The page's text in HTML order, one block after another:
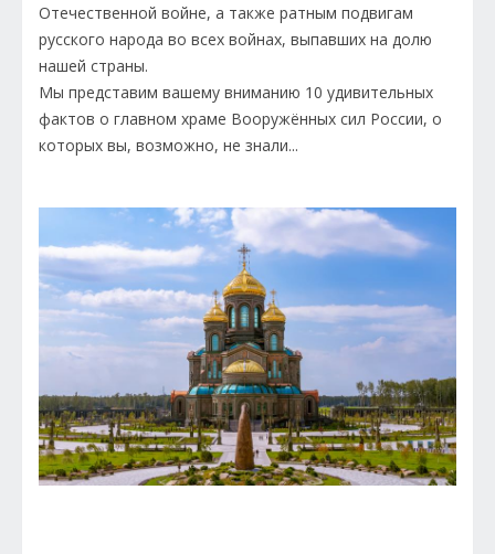
Отечественной войне, а также ратным подвигам
русского народа во всех войнах, выпавших на долю
нашей страны.
Мы представим вашему вниманию 10 удивительных
фактов о главном храме Вооружённых сил России, о
которых вы, возможно, не знали...